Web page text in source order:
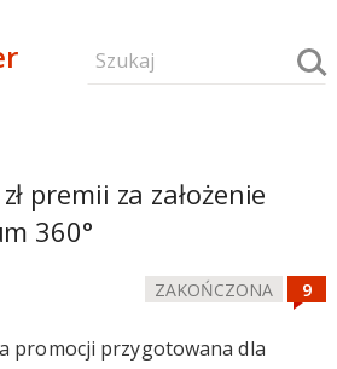
premii za założenie
360°
ZAKOŃCZONA
promocji przygotowana dla